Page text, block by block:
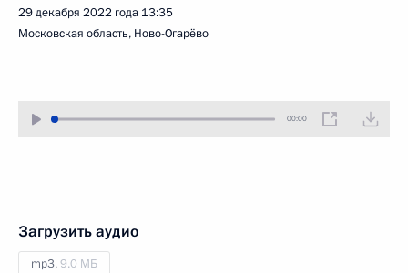
29 декабря 2022 года 13:35
Московская область, Ново-Огарёво
00:00
Загрузить аудио
mp3,9.0 МБ